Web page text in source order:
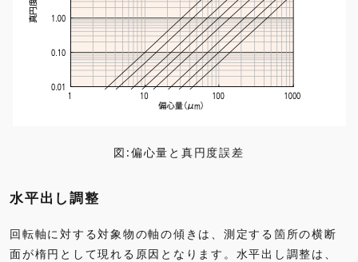
図:偏心量と真円度誤差
水平出し調整
回転軸に対する対象物の軸の傾きは、測定する箇所の横断
面が楕円として現れる原因となります。水平出し調整は、